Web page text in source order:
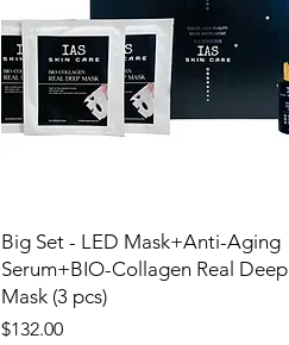
Big Set - LED Mask+Anti-Aging
Serum+BIO-Collagen Real Deep
Mask (3 pcs)
Price
$132.00